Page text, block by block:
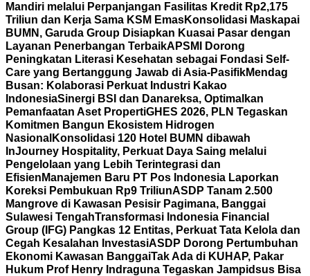
Mandiri melalui Perpanjangan Fasilitas Kredit Rp2,175
Triliun dan Kerja Sama KSM EmasKonsolidasi Maskapai
BUMN, Garuda Group Disiapkan Kuasai Pasar dengan
Layanan Penerbangan TerbaikAPSMI Dorong
Peningkatan Literasi Kesehatan sebagai Fondasi Self-
Care yang Bertanggung Jawab di Asia-PasifikMendag
Busan: Kolaborasi Perkuat Industri Kakao
IndonesiaSinergi BSI dan Danareksa, Optimalkan
Pemanfaatan Aset PropertiGHES 2026, PLN Tegaskan
Komitmen Bangun Ekosistem Hidrogen
Nasional Konsolidasi 120 Hotel BUMN dibawah
InJourney Hospitality, Perkuat Daya Saing melalui
Pengelolaan yang Lebih Terintegrasi dan
Efisien Manajemen Baru PT Pos Indonesia Laporkan
Koreksi Pembukuan Rp9 TriliunASDP Tanam 2.500
Mangrove di Kawasan Pesisir Pagimana, Banggai
Sulawesi TengahTransformasi Indonesia Financial
Group (IFG) Pangkas 12 Entitas, Perkuat Tata Kelola dan
Cegah Kesalahan InvestasiASDP Dorong Pertumbuhan
Ekonomi Kawasan BanggaiTak Ada di KUHAP, Pakar
Hukum Prof Henry Indraguna Tegaskan Jampidsus Bisa